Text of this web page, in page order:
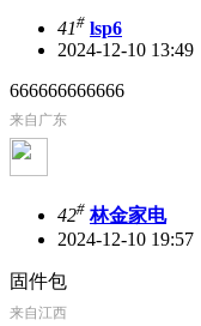
41# lsp6
2024-12-10 13:49
666666666666
来自广东
42# 林金家电
2024-12-10 19:57
固件包
来自江西